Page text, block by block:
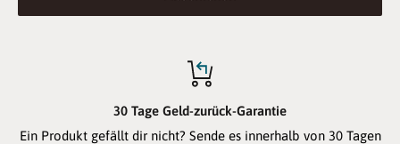
30 Tage Geld-zurück-Garantie
Ein Produkt gefällt dir nicht? Sende es innerhalb von 30 Tagen